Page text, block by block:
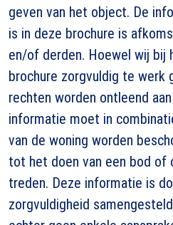
geven van het object. De
is in deze brochure is
en/of derden. Hoewel wij bij
brochure zorgvuldig te werk
rechten worden ontleend
informatie moet in
van de woning worden
tot het doen van een bod of
treden. Deze informatie is
zorgvuldigheid